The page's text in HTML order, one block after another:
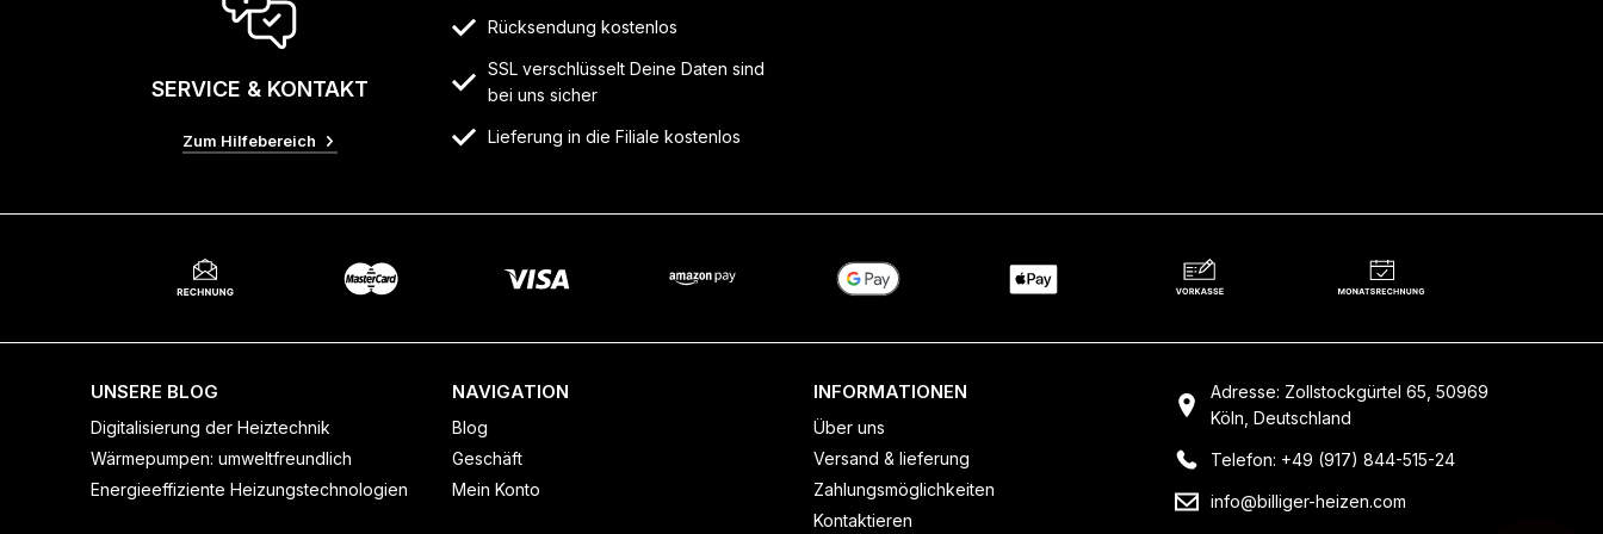
SERVICE & KONTAKT
Zum Hilfebereich
Rücksendung kostenlos
SSL verschlüsselt Deine Daten sind
bei uns sicher
Lieferung in die Filiale kostenlos
UNSERE BLOG
Digitalisierung der Heiztechnik
Wärmepumpen: umweltfreundlich
Energieeffiziente Heizungstechnologien
NAVIGATION
Blog
Geschäft
Mein Konto
INFORMATIONEN
Über uns
Versand & lieferung
Zahlungsmöglichkeiten
Kontaktieren
Adresse: Zollstockgürtel 65, 50969
Köln, Deutschland
Telefon: +49 (917) 844-515-24
info@billiger-heizen.com